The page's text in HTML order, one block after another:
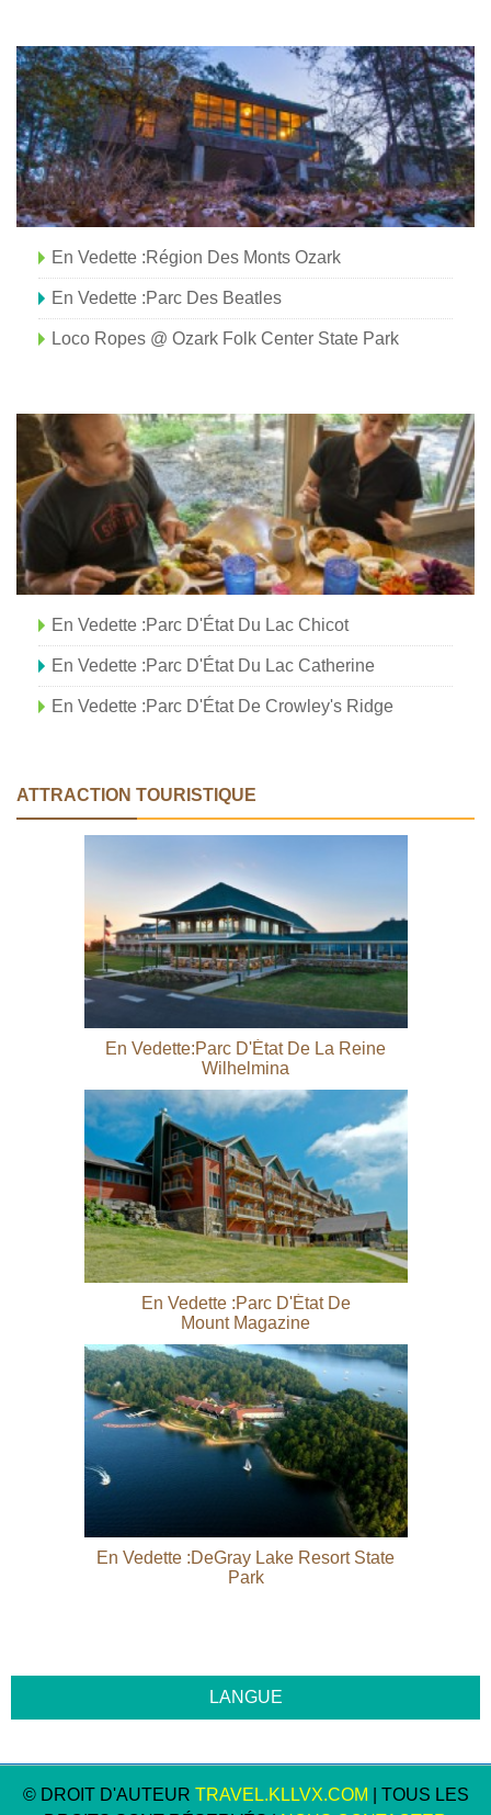
En Vedette :Région Des Monts Ozark
En Vedette :parc Des Beatles
Loco Ropes @ Ozark Folk Center State Park
En Vedette :Parc D'État Du Lac Chicot
En Vedette :parc D'État Du Lac Catherine
En Vedette :parc D'État De Crowley's Ridge
ATTRACTION TOURISTIQUE
En Vedette:Parc D'État De La Reine
Wilhelmina
En Vedette :parc D'État De
Mount Magazine
En Vedette :DeGray Lake Resort State
Park
© DROIT D'AUTEUR TRAVEL.KLLVX.COM | TOUS LES